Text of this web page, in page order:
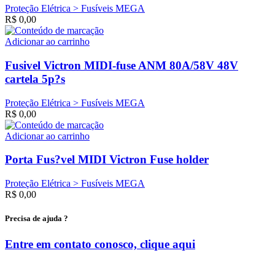
Proteção Elétrica > Fusíveis MEGA
R$ 0,00
Adicionar ao carrinho
Fusivel Victron MIDI-fuse ANM 80A/58V 48V
cartela 5p?s
Proteção Elétrica > Fusíveis MEGA
R$ 0,00
Adicionar ao carrinho
Porta Fus?vel MIDI Victron Fuse holder
Proteção Elétrica > Fusíveis MEGA
R$ 0,00
Precisa de ajuda ?
Entre em contato conosco, clique aqui